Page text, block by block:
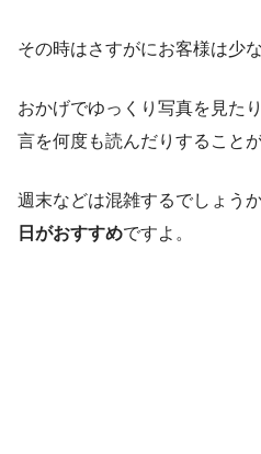
その時はさすがにお客様は少な
おかげでゆっくり写真を見た
言を何度も読んだりすること
週末などは混雑するでしょう
日がおすすめですよ。